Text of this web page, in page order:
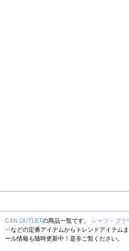
CAN OUTLETの商品一覧です。 シャツ・ブラ
ーなどの定番アイテムからトレンドアイテム
ール情報も随時更新中！是非ご覧ください。